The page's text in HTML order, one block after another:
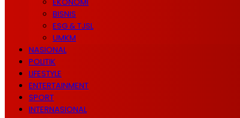
BISNIS
ESG & TJSL
UMKM
NASIONAL
POLITIK
LIFESTYLE
ENTERTAINMENT
SPORT
INTERNASIONAL